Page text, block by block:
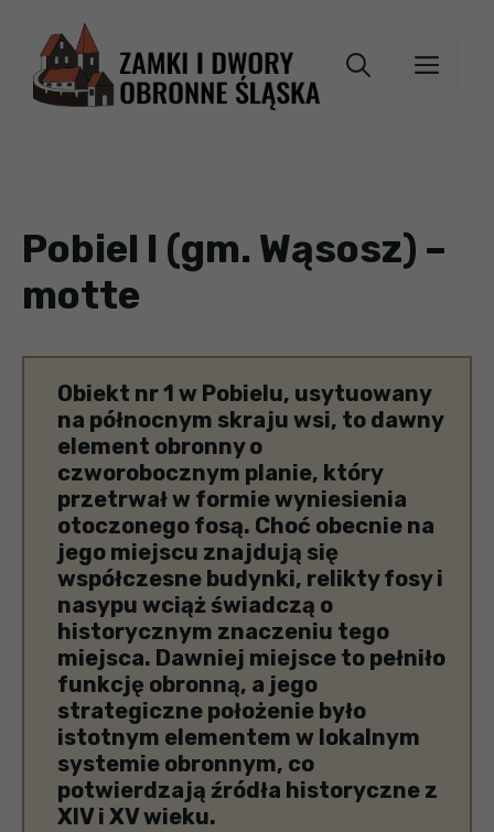
treści
Pobiel I (gm. Wąsosz) –
motte
Obiekt nr 1 w Pobielu, usytuowany
na północnym skraju wsi, to dawny
element obronny o
czworobocznym planie, który
przetrwał w formie wyniesienia
otoczonego fosą. Choć obecnie na
jego miejscu znajdują się
współczesne budynki, relikty fosy i
nasypu wciąż świadczą o
historycznym znaczeniu tego
miejsca. Dawniej miejsce to pełniło
funkcję obronną, a jego
strategiczne położenie było
istotnym elementem w lokalnym
systemie obronnym, co
potwierdzają źródła historyczne z
XIV i XV wieku.